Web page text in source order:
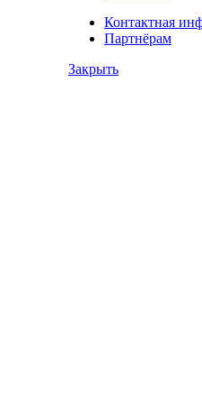
Контактная
Партнёрам
Закрыть